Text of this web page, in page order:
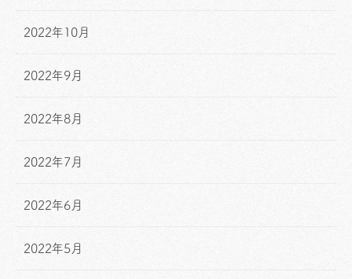
2022年10月
2022年9月
2022年8月
2022年7月
2022年6月
2022年5月